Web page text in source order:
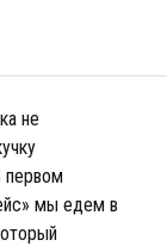
не
первом
мы едем в